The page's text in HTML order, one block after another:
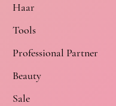
Haar
Tools
Professional Partner
Beauty
Sale